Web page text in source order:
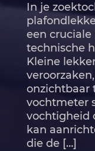
In je
een cruciale
technische
Kleine
onzichtbaar
vochtmeter
vochtigheid
kan
die de […]